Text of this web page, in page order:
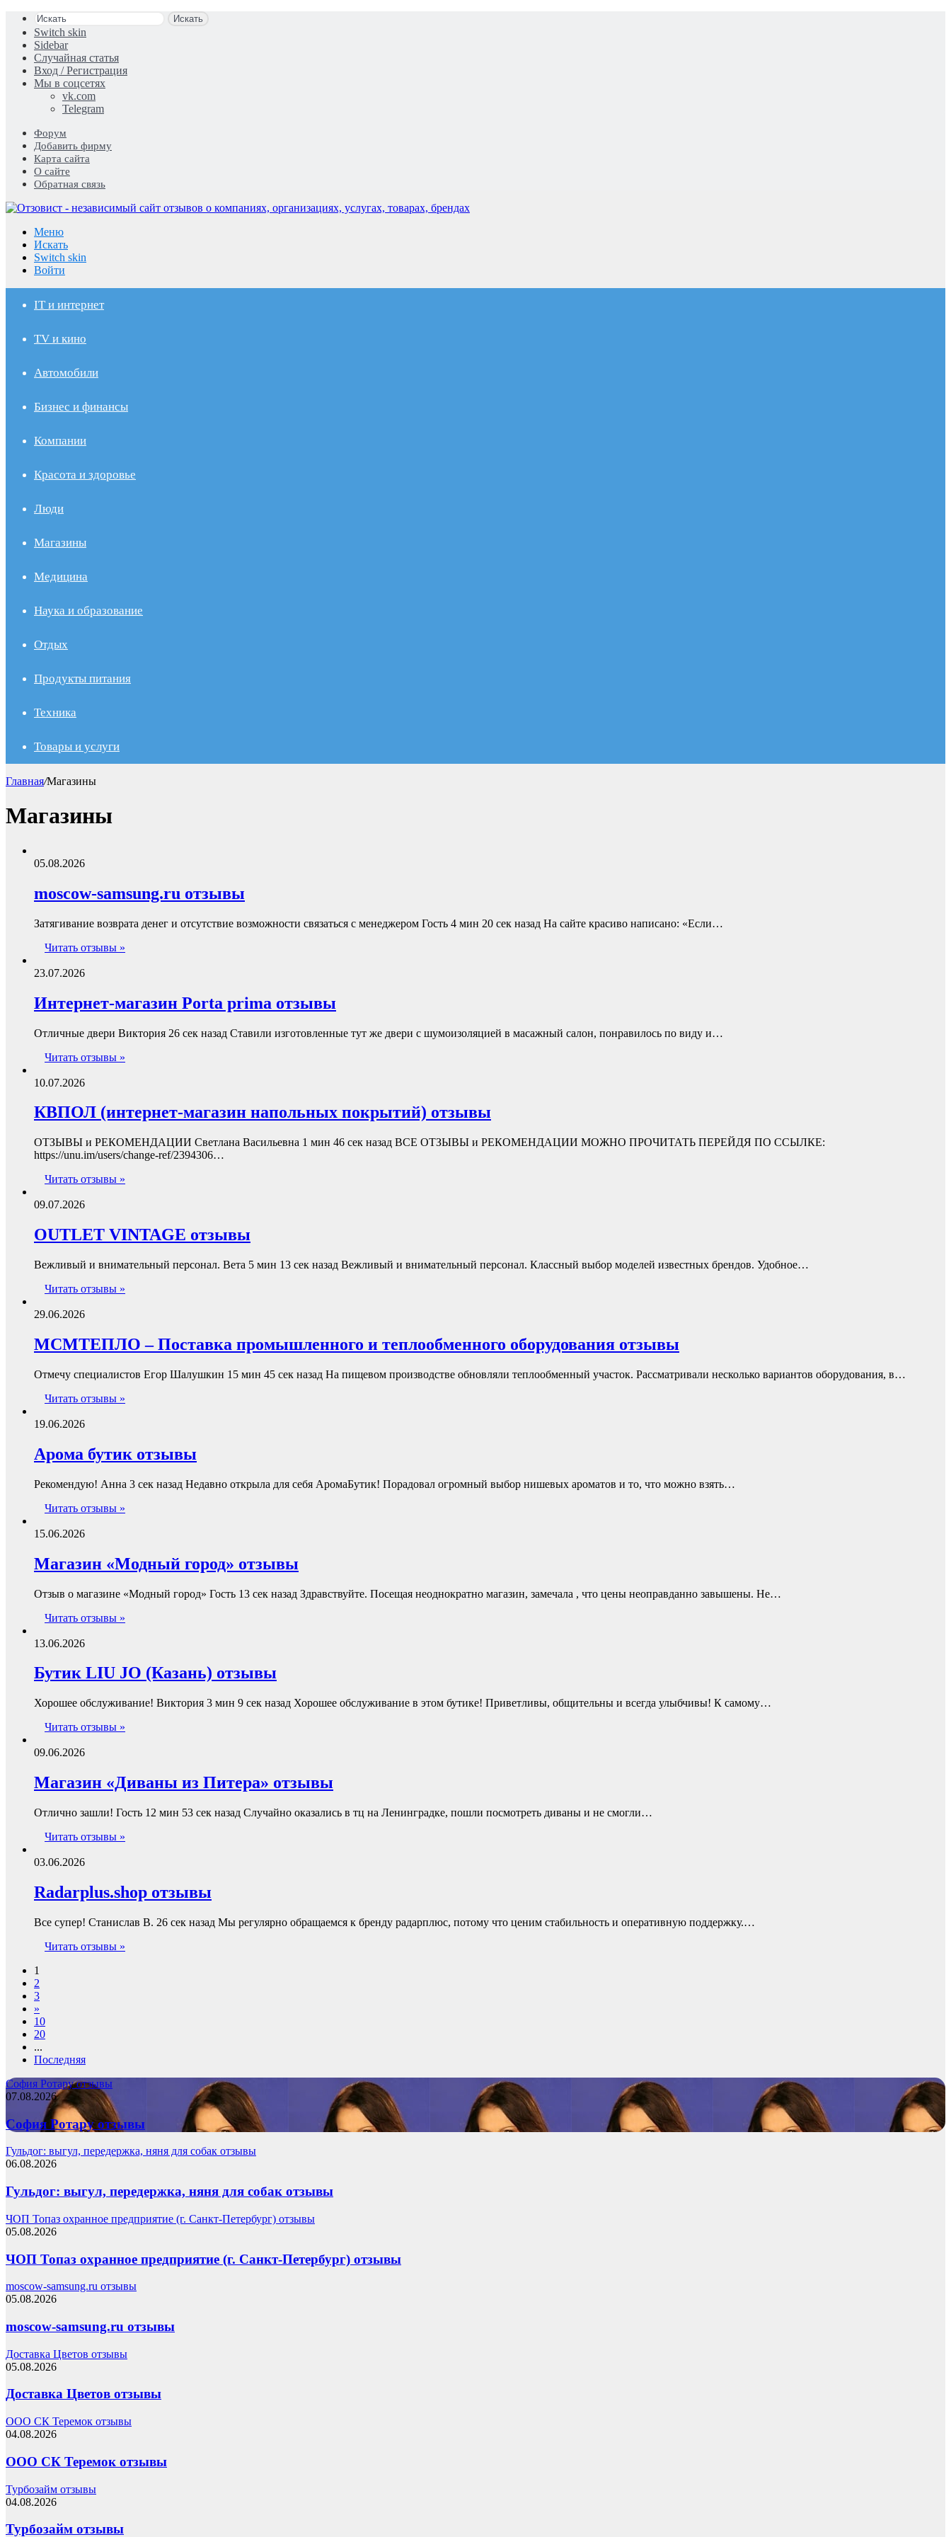
Искать
Switch skin
Sidebar
Случайная статья
Вход / Регистрация
Мы в соцсетях
vk.com
Telegram
Форум
Добавить фирму
Карта сайта
О сайте
Обратная связь
Меню
Искать
Switch skin
Войти
IT и интернет
TV и кино
Автомобили
Бизнес и финансы
Компании
Красота и здоровье
Люди
Магазины
Медицина
Наука и образование
Отдых
Продукты питания
Техника
Товары и услуги
Главная/Магазины
Магазины
05.08.2026
moscow-samsung.ru отзывы
Затягивание возврата денег и отсутствие возможности связаться с менеджером Гость 4 мин 20 сек назад На сайте красиво написано: «Если…
Читать отзывы »
23.07.2026
Интернет-магазин Porta prima отзывы
Отличные двери Виктория 26 сек назад Ставили изготовленные тут же двери с шумоизоляцией в масажный салон, понравилось по виду и…
Читать отзывы »
10.07.2026
КВПОЛ (интернет-магазин напольных покрытий) отзывы
ОТЗЫВЫ и РЕКОМЕНДАЦИИ Светлана Васильевна 1 мин 46 сек назад ВСЕ ОТЗЫВЫ и РЕКОМЕНДАЦИИ МОЖНО ПРОЧИТАТЬ ПЕРЕЙДЯ ПО ССЫЛКЕ:
https://unu.im/users/change-ref/2394306…
Читать отзывы »
09.07.2026
OUTLET VINTAGE отзывы
Вежливый и внимательный персонал. Вета 5 мин 13 сек назад Вежливый и внимательный персонал. Классный выбор моделей известных брендов. Удобное…
Читать отзывы »
29.06.2026
МСМТЕПЛО – Поставка промышленного и теплообменного оборудования отзывы
Отмечу специалистов Егор Шалушкин 15 мин 45 сек назад На пищевом производстве обновляли теплообменный участок. Рассматривали несколько вариантов оборудования, в…
Читать отзывы »
19.06.2026
Арома бутик отзывы
Рекомендую! Анна 3 сек назад Недавно открыла для себя АромаБутик! Порадовал огромный выбор нишевых ароматов и то, что можно взять…
Читать отзывы »
15.06.2026
Магазин «Модный город» отзывы
Отзыв о магазине «Модный город» Гость 13 сек назад Здравствуйте. Посещая неоднократно магазин, замечала , что цены неоправданно завышены. Не…
Читать отзывы »
13.06.2026
Бутик LIU JO (Казань) отзывы
Хорошее обслуживание! Виктория 3 мин 9 сек назад Хорошее обслуживание в этом бутике! Приветливы, общительны и всегда улыбчивы! К самому…
Читать отзывы »
09.06.2026
Магазин «Диваны из Питера» отзывы
Отлично зашли! Гость 12 мин 53 сек назад Случайно оказались в тц на Ленинградке, пошли посмотреть диваны и не смогли…
Читать отзывы »
03.06.2026
Radarplus.shop отзывы
Все супер! Станислав В. 26 сек назад Мы регулярно обращаемся к бренду радарплюс, потому что ценим стабильность и оперативную поддержку.…
Читать отзывы »
1
2
3
»
10
20
...
Последняя
София Ротару отзывы
07.08.2026
София Ротару отзывы
Гульдог: выгул, передержка, няня для собак отзывы
06.08.2026
Гульдог: выгул, передержка, няня для собак отзывы
ЧОП Топаз охранное предприятие (г. Санкт-Петербург) отзывы
05.08.2026
ЧОП Топаз охранное предприятие (г. Санкт-Петербург) отзывы
moscow-samsung.ru отзывы
05.08.2026
moscow-samsung.ru отзывы
Доставка Цветов отзывы
05.08.2026
Доставка Цветов отзывы
ООО СК Теремок отзывы
04.08.2026
ООО СК Теремок отзывы
Турбозайм отзывы
04.08.2026
Турбозайм отзывы